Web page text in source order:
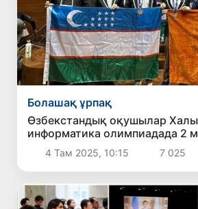
Болашақ ұрпақ
Өзбекстандық оқушылар
информатика олимпиадада 2
алды4 Там 2025, 10:15 7 025